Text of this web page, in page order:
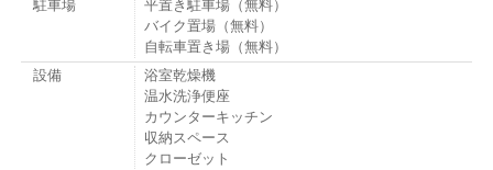
駐車場
平置き駐車場（無料）
バイク置場（無料）
自転車置き場（無料）
設備
浴室乾燥機
温水洗浄便座
カウンターキッチン
収納スペース
クローゼット